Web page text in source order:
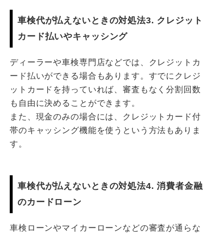
車検代が払えないときの対処法3. クレジット
カード払いやキャッシング
ディーラーや車検専門店などでは、クレジットカ
ード払いができる場合もあります。すでにクレジ
ットカードを持っていれば、審査もなく分割回数
も自由に決めることができます。
また、現金のみの場合には、クレジットカード付
帯のキャッシング機能を使うという方法もありま
す。
車検代が払えないときの対処法4. 消費者金融
のカードローン
車検ローンやマイカーローンなどの審査が通らな